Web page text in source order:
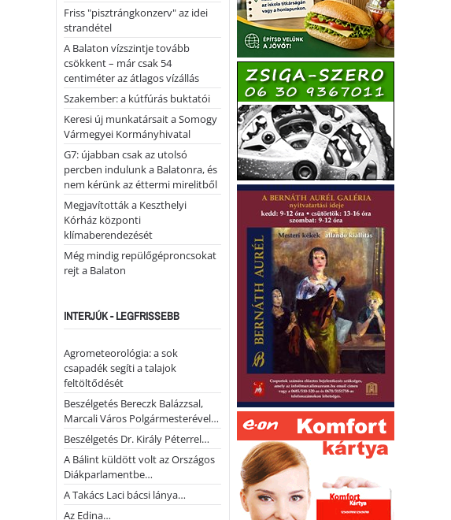
Friss "pisztrángkonzerv" az idei
strandétel
A Balaton vízszintje tovább
csökkent – már csak 54
centiméter az átlagos vízállás
Szakember: a kútfúrás buktatói
Keresi új munkatársait a Somogy
Vármegyei Kormányhivatal
G7: újabban csak az utolsó
percben indulunk a Balatonra, és
nem kérünk az éttermi mirelitből
Megjavították a Keszthelyi
Kórház központi
klímaberendezését
Még mindig repülőgéproncsokat
rejt a Balaton
INTERJÚK - LEGFRISSEBB
Agrometeorológia: a sok
csapadék segíti a talajok
feltöltődését
Beszélgetés Bereczk Balázzsal,
Marcali Város Polgármesterével…
Beszélgetés Dr. Király Péterrel…
A Bálint küldött volt az Országos
Diákparlamentbe…
A Takács Laci bácsi lánya…
Az Edina…